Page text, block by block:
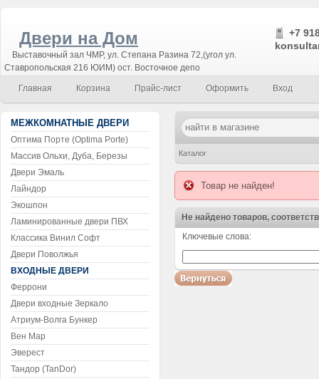
Двери на Дом
Выставочный зал ЧМР, ул. Степана Разина 72,(угол ул.
Ставропольская 216 ЮИМ) ост. Восточное депо
+7
Главная Корзина Прайс-лист Оформить Вход
Каталог
Товар не найден!
Не найдено товаров,
Воспользуйтесь поиском!
Ключевые слова:
МЕЖКОМНАТНЫЕ ДВЕРИ
Оптима Порте (Optima Porte)
Массив Ольхи, Дуба, Березы
Двери Эмаль
Лайндор
Экошпон
Ламинированные двери ПВХ
Классика Винил Софт
Двери Поволжья
ВХОДНЫЕ ДВЕРИ
Феррони
Двери входные Зеркало
Атриум-Волга Бункер
Вен Мар
Эверест
Тандор (TanDor)